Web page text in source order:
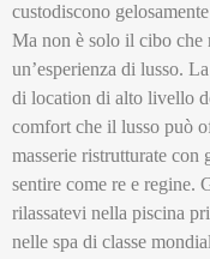
custodiscono
Ma non è solo il cibo
un’esperienza di lusso.
di location di alto livello
comfort che il lusso può
masserie ristrutturate con
sentire come re e regine.
rilassatevi nella piscina
nelle spa di classe